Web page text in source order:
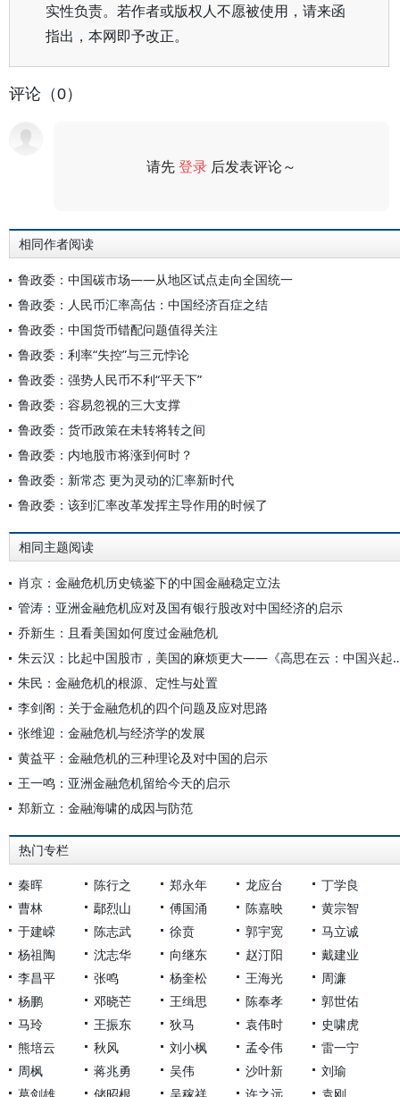
实性负责。若作者或版权人不愿被使用，请来函
指出，本网即予改正。
评论（0）
请先登录 后发表评论～
相同作者阅读
鲁政委：中国碳市场——从地区试点走向全国统一
鲁政委：人民币汇率高估：中国经济百症之结
鲁政委：中国货币错配问题值得关注
鲁政委：利率“失控”与三元悖论
鲁政委：强势人民币不利“平天下”
鲁政委：容易忽视的三大支撑
鲁政委：货币政策在未转将转之间
鲁政委：内地股市将涨到何时？
鲁政委：新常态 更为灵动的汇率新时代
鲁政委：该到汇率改革发挥主导作用的时候了
相同主题阅读
肖京：金融危机历史镜鉴下的中国金融稳定立法
管涛：亚洲金融危机应对及国有银行股改对中国经济的启示
乔新生：且看美国如何度过金融危机
朱云汉：比起中国股市，美国的麻烦更
朱民：金融危机的根源、定性与处置
李剑阁：关于金融危机的四个问题及应对思路
张维迎：金融危机与经济学的发展
黄益平：金融危机的三种理论及对中国的启示
王一鸣：亚洲金融危机留给今天的启示
郑新立：金融海啸的成因与防范
热门专栏
秦晖 陈行之 郑永年 龙应台
丁学良
曹林
鄢烈山 傅国涌 陈嘉映
黄宗智
于建嵘
陈志武 徐贲 郭宇宽
马立诚
杨祖陶
沈志华 向继东 赵汀阳
戴建业
李昌平
张鸣 杨奎松 王海光
周濂
杨鹏
邓晓芒 王缉思 陈奉孝
郭世佑
马玲
王振东 狄马 袁伟时
史啸虎
熊培云
秋风 刘小枫 孟令伟
雷一宁
周枫
蒋兆勇 吴伟 沙叶新
刘瑜